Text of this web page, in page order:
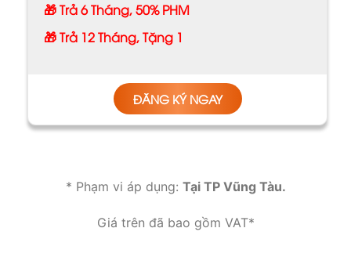
🎁 Trả 6 Tháng, 50% PHM
🎁 Trả 12 Tháng, Tặng 1
ĐĂNG KÝ NGAY
* Phạm vi áp dụng: Tại TP Vũng Tàu.
Giá trên đã bao gồm VAT*